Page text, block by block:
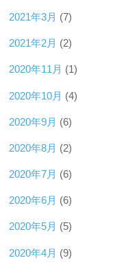
2021年3月 (7)
2021年2月 (2)
2020年11月 (1)
2020年10月 (4)
2020年9月 (6)
2020年8月 (2)
2020年7月 (6)
2020年6月 (6)
2020年5月 (5)
2020年4月 (9)